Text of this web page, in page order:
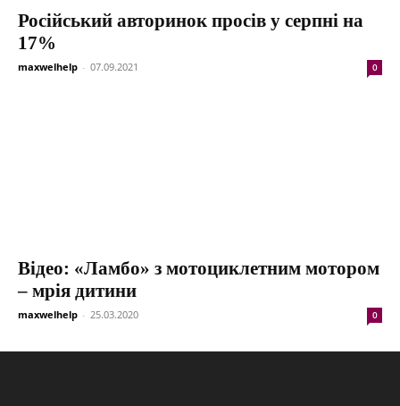
Російський авторинок просів у серпні на
17%
maxwelhelp - 07.09.2021 0
Відео: «Ламбо» з мотоциклетним мотором
– мрія дитини
maxwelhelp - 25.03.2020 0